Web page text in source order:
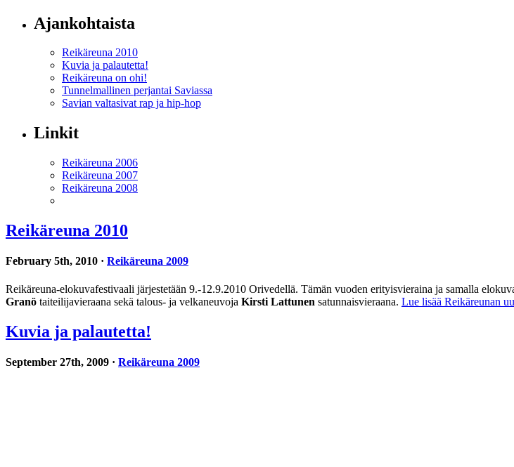
Ajankohtaista
Reikäreuna 2010
Kuvia ja palautetta!
Reikäreuna on ohi!
Tunnelmallinen perjantai Saviassa
Savian valtasivat rap ja hip-hop
Linkit
Reikäreuna 2006
Reikäreuna 2007
Reikäreuna 2008
Reikäreuna 2010
February 5th, 2010 · Reikäreuna 2009
Reikäreuna-elokuvafestivaali järjestetään 9.-12.9.2010 Orivedellä. Tämän vuoden erityisvieraina ja samalla
Granö taiteilijavieraana sekä talous- ja velkaneuvoja Kirsti Lattunen satunnaisvieraana. Lue lisää Reikäreunan
Kuvia ja palautetta!
September 27th, 2009 · Reikäreuna 2009